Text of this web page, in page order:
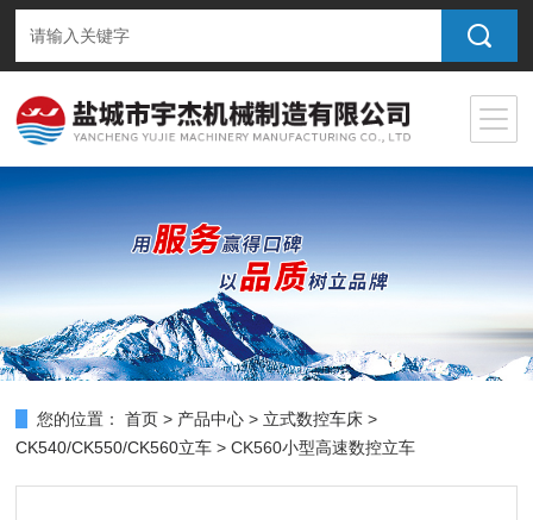
您的位置： 首页 > 产品中心 > 立式数控车床 >
CK540/CK550/CK560立车 > CK560小型高速数控立车